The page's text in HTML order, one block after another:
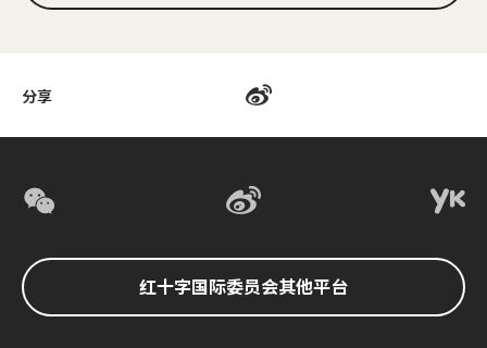
分享
红十字国际委员会其他平台